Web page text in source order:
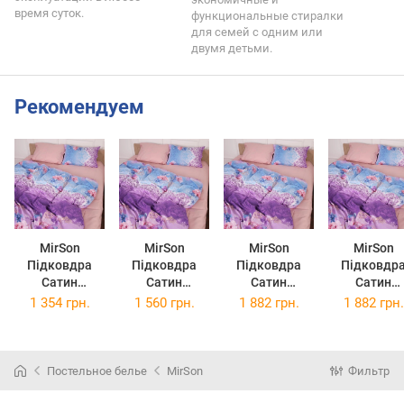
время суток.
функциональные стиралки
для семей с одним или
двумя детьми.
Рекомендуем
MirSon
Підковдра
Сатин
Premium 22-
MirSon
Підковдра
Сатин
Premium 22-
MirSon
Підковдра
Сатин
Premium 22-
MirSon
Сатин
Premium
1 354 грн. 1 560 грн. 1 882 грн. 1 882 грн.
Постельное белье MirSon Фильтр